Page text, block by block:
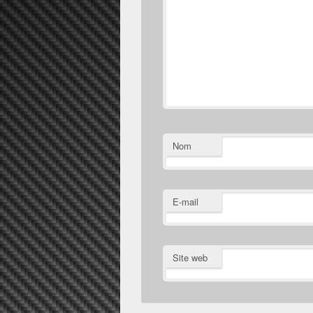
Nom
E-mail
Site web